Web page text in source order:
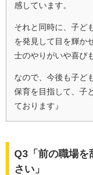
感しています。
それと同時に、子ど
を発見して目を輝か
士のやりがいや喜び
なので、今後も子ど
保育を目指して、子
ております』
Q3「前の職場を
さい」